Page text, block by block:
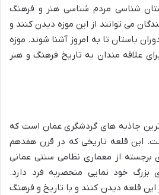
شناسی مردم شناسی هنر و فرهنگ
می توانند از این موزه دیدن کنند و
باستان تا به امروز آشنا شوند. موزه
علاقه مندان به تاریخ فرهنگ و هنر
ترین جاذبه های گردشگری عمان است که
این قلعه تاریخی که در قرن هفدهم
از معماری نظامی سنتی عمانی
بزرگ خود نمایی منحصربه فرد دارد.
این قلعه دیدن کنند و با تاریخ و فرهنگ